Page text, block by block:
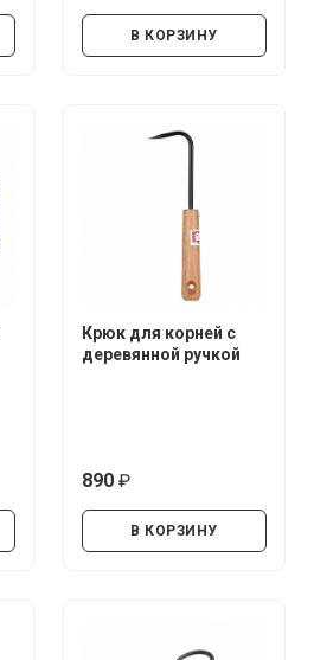
В КОРЗИНУ
Крюк для корней с
деревянной ручкой
890
В КОРЗИНУ